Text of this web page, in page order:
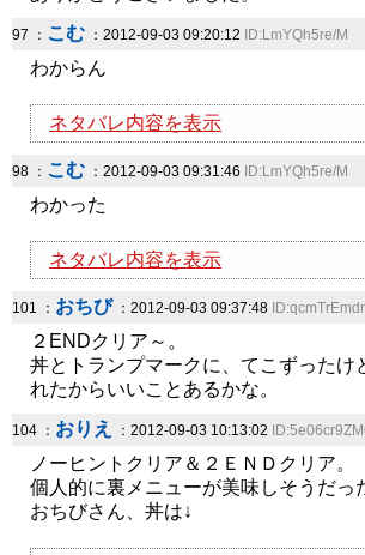
97 ： こむ ：2012-09-03 09:20:12 ID:LmYQh5re/M
わからん
ネタバレ内容を表示
98 ： こむ ：2012-09-03 09:31:46 ID:LmYQh5re/M
わかった
ネタバレ内容を表示
101 ： おちび ：2012-09-03 09:37:48
２ENDクリア～。
丼とトランプマークに、てこずったけ
れたからいいことあるかな。
104 ： おりえ ：2012-09-03 10:13:02
ノーヒントクリア＆２ＥＮＤクリア。
個人的に裏メニューが美味しそうだっ
おちびさん、丼は↓